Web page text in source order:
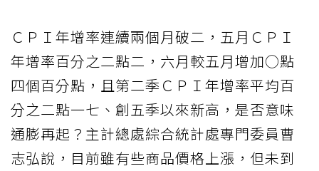
ＣＰＩ年增率連續兩個月破二，五月ＣＰＩ
年增率百分之二點二，六月較五月增加○點
四個百分點，且第二季ＣＰＩ年增率平均百
分之二點一七、創五季以來新高，是否意味
通膨再起？主計總處綜合統計處專門委員曹
志弘說，目前雖有些商品價格上漲，但未到